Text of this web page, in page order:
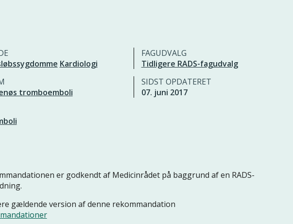
Kardiologi
FAGUDVALG
Tidligere RADS-fagudvalg
tromboemboli
SIDST OPDATERET
07. juni 2017
er godkendt af Medicinrådet på baggrund af en RADS-
gældende version af denne rekommandation